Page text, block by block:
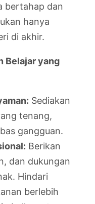
bertahap dan
hanya
di akhir.
Belajar yang
Sediakan
tenang,
gangguan.
Berikan
dan dukungan
Hindari
berlebih